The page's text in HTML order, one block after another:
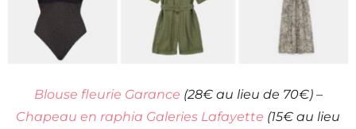
Blouse fleurie Garance (28€ au lieu de 70€) –
Chapeau en raphia Galeries Lafayette (15€ au lieu